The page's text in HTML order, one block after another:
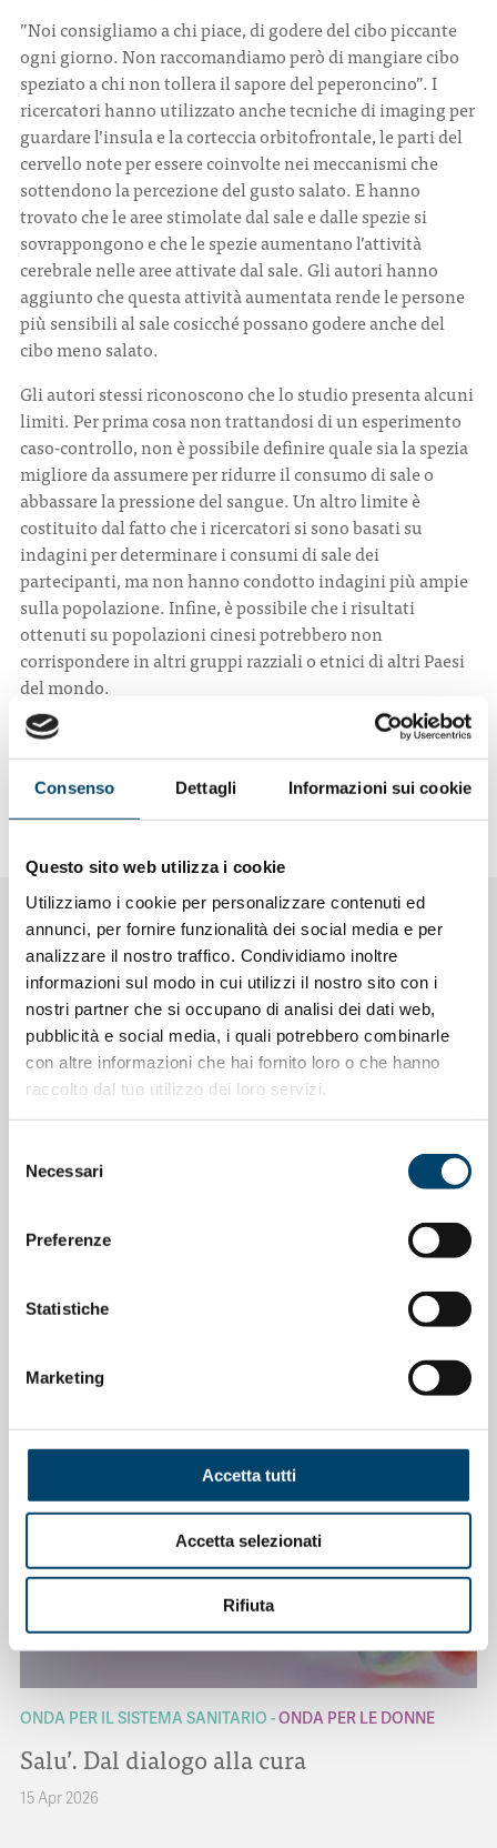
Consenso Dettagli Informazioni sui cookie
Questo sito web utilizza i cookie
Utilizziamo i cookie per personalizzare contenuti ed
annunci, per fornire funzionalità dei social media e per
analizzare il nostro traffico. Condividiamo inoltre
informazioni sul modo in cui utilizzi il nostro sito con i
nostri partner che si occupano di analisi dei dati web,
pubblicità e social media, i quali potrebbero combinarle
con altre informazioni che hai fornito loro o che hanno
raccolto dal tuo utilizzo dei loro servizi.
delNecessari
Preferenze
Statistiche
Marketing
Accetta tutti
Accetta selezionati
Rifiuta
”Noi consigliamo a chi piace, di godere del cibo piccante
ogni giorno. Non raccomandiamo però di mangiare cibo
speziato a chi non tollera il sapore del peperoncino”. I
ricercatori hanno utilizzato anche tecniche di imaging per
guardare l’insula e la corteccia orbitofrontale, le parti del
cervello note per essere coinvolte nei meccanismi che
sottendono la percezione del gusto salato. E hanno
trovato che le aree stimolate dal sale e dalle spezie si
sovrappongono e che le spezie aumentano l’attività
cerebrale nelle aree attivate dal sale. Gli autori hanno
aggiunto che questa attività aumentata rende le persone
più sensibili al sale cosicché possano godere anche del
cibo meno salato.
Gli autori stessi riconoscono che lo studio presenta alcuni
limiti. Per prima cosa non trattandosi di un esperimento
caso-controllo, non è possibile definire quale sia la spezia
migliore da assumere per ridurre il consumo di sale o
abbassare la pressione del sangue. Un altro limite è
costituito dal fatto che i ricercatori si sono basati su
indagini per determinare i consumi di sale dei
partecipanti, ma non hanno condotto indagini più ampie
sulla popolazione. Infine, è possibile che i risultati
ottenuti su popolazioni cinesi potrebbero non
corrispondere in altri gruppi razziali o etnici di altri Paesi
del mondo.
Fonte:
Lisa Rapaport
(Versione italianaQuotidiano Sanità/ Nutri e Previeni)
NOTIZIE CORRELATE
ONDA ONDANOTIZIE ONDA PER IL SISTEMA SANITARIO
La salute cardiovascolare nelle donne
11 Mag 2026
ONDA PER IL SISTEMA SANITARIO ONDA PER LE DONNE
Salu’. Dal dialogo alla cura
15 Apr 2026